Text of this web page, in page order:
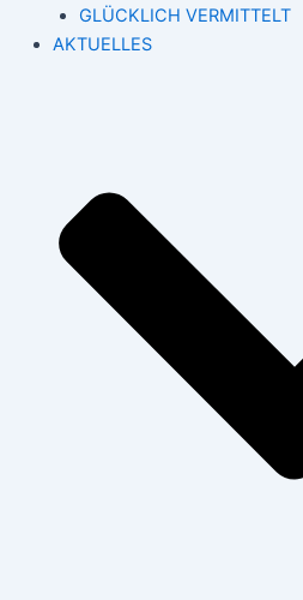
GLÜCKLICH VERMITTELT
AKTUELLES